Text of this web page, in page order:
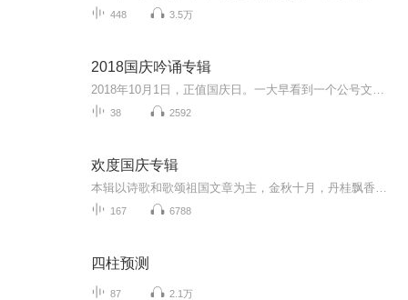
448 3.5万
2018国庆吟诵专辑
38 2592
欢度国庆专辑
167 6788
四柱预测
87 2.1万